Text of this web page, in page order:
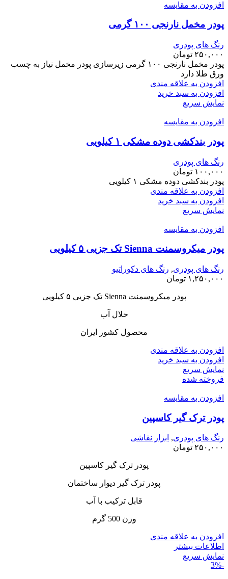
افزودن به مقایسه
پودر مخمل نارنجی ۱۰۰ گرمی
رنگ های پودری
۲۵۰,۰۰۰ تومان
پودر مخمل نارنجی ۱۰۰ گرمی زیرسازی پودر مخمل نیاز به چسب
ورق طلا دارد
افزودن به علاقه مندی
افزودن به سبد خرید
نمایش سریع
افزودن به مقایسه
پودر بندکشی دوده مشکی ۱ کیلویی
رنگ های پودری
۱۰۰,۰۰۰ تومان
پودر بندکشی دوده مشکی ۱ کیلویی
افزودن به علاقه مندی
افزودن به سبد خرید
نمایش سریع
افزودن به مقایسه
پودر میکروسمنت Sienna تک جزیی ۵ کیلویی
رنگ های پودری, رنگ های دکوراتیو
۱,۲۵۰,۰۰۰ تومان
پودر میکروسمنت Sienna تک جزیی ۵ کیلویی
حلال آب
محصول کشور ایران
افزودن به علاقه مندی
افزودن به سبد خرید
نمایش سریع
فروخته شده
افزودن به مقایسه
پودر ترک گیر کاسپین
رنگ های پودری, ابزار نقاشی
۲۵۰,۰۰۰ تومان
پودر ترک گیر کاسپین
پودر ترک گیر دیوار ساختمان
قابل ترکیب با آب
وزن 500 گرم
افزودن به علاقه مندی
اطلاعات بیشتر
نمایش سریع
-3%